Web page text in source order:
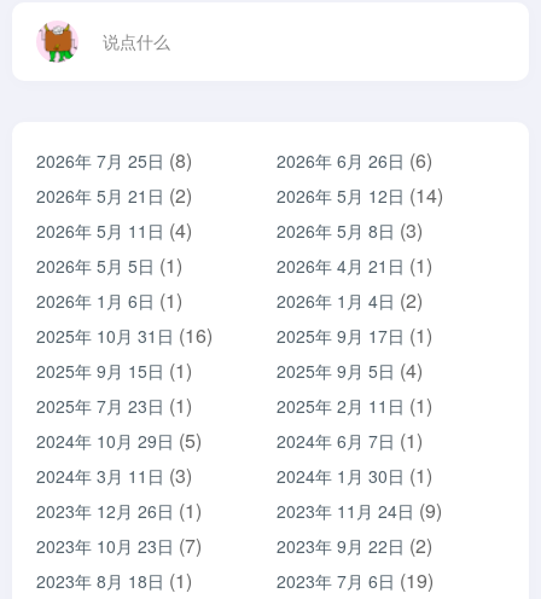
说点什么
2026年 7月 25日 (8) 2026年 6月 26日 (6)
2026年 5月 21日 (2) 2026年 5月 12日 (14)
2026年 5月 11日 (4) 2026年 5月 8日 (3)
2026年 5月 5日 (1) 2026年 4月 21日 (1)
2026年 1月 6日 (1) 2026年 1月 4日 (2)
2025年 10月 31日 (16) 2025年 9月 17日 (1)
2025年 9月 15日 (1) 2025年 9月 5日 (4)
2025年 7月 23日 (1) 2025年 2月 11日 (1)
2024年 10月 29日 (5) 2024年 6月 7日 (1)
2024年 3月 11日 (3) 2024年 1月 30日 (1)
2023年 12月 26日 (1) 2023年 11月 24日 (9)
2023年 10月 23日 (7) 2023年 9月 22日 (2)
2023年 8月 18日 (1) 2023年 7月 6日 (19)